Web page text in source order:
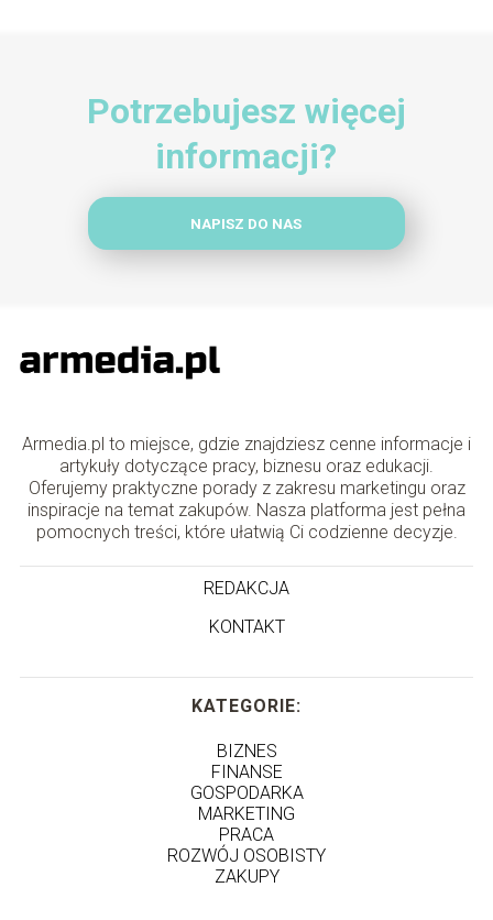
Potrzebujesz więcej
informacji?
NAPISZ DO NAS
Armedia.pl to miejsce, gdzie znajdziesz cenne informacje i
artykuły dotyczące pracy, biznesu oraz edukacji.
Oferujemy praktyczne porady z zakresu marketingu oraz
inspiracje na temat zakupów. Nasza platforma jest pełna
pomocnych treści, które ułatwią Ci codzienne decyzje.
REDAKCJA
KONTAKT
KATEGORIE:
BIZNES
FINANSE
GOSPODARKA
MARKETING
PRACA
ROZWÓJ OSOBISTY
ZAKUPY